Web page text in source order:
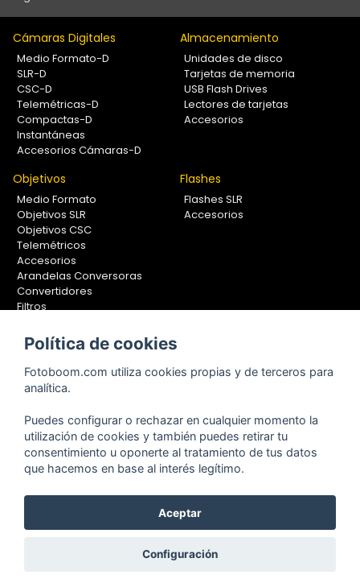
Cámaras Digitales
Medio Formato-D
SLR-D
CSC-D
Telemétricas-D
Compactas-D
Instantáneas
Accesorios Cámaras-D
Almacenamiento
Unidades de disco
Tarjetas de memoria
USB Flash Drives
Lectores de tarjetas
Accesorios
Objetivos
Medio Formato
Objetivos SLR
Objetivos CSC
Telemétricos
Accesorios
Arandelas Conversoras
Convertidores
Filtros
Calibradores
Flashes
Flashes SLR
Accesorios
Soportes Fotografía
Monopiés
Trípodes
Kit Completos
Accesorios
Copyright © 2001-2024, Fotoboom, Fotonet, S.L. CIF. B-83430587
C/ San Romualdo Nº26 - 28037 Madrid - España
304 28 94. Cualquier comentario o sugerencia nos la puedes
Política de cookies
Fotoboom.com utiliza cookies propias y de terceros para
analítica.
Puedes configurar o rechazar en cualquier momento la
utilización de cookies y también puedes retirar tu
consentimiento u oponerte al tratamiento de tus datos
que hacemos en base al interés legítimo.
Aceptar
Configuración